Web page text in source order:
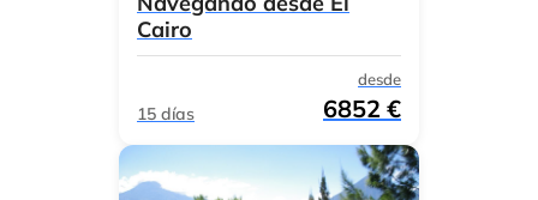
Cairo
15 días
desde
6852 €